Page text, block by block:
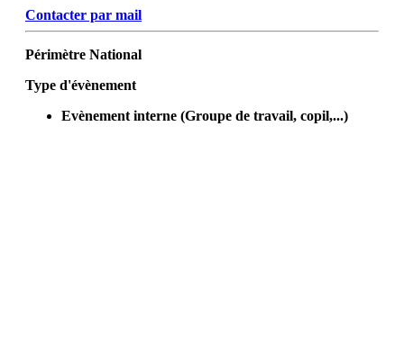
Contacter par mail
Périmètre National
Type d'évènement
Evènement interne (Groupe de travail, copil,...)